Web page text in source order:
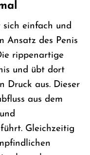
sich einfach und
Ansatz des Penis
rippenartige
und übt dort
Druck aus. Dieser
aus dem
Gleichzeitig